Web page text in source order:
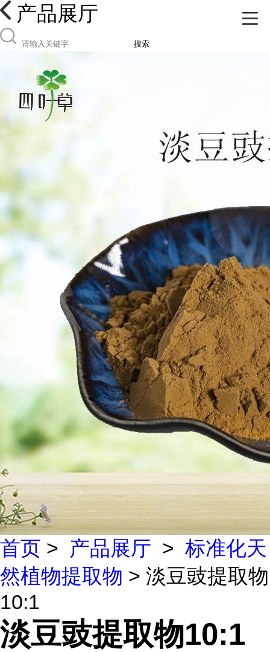
产品展厅
搜索
首页 > 产品展厅 > 标准化天
然植物提取物 > 淡豆豉提取物
10:1
淡豆豉提取物10:1